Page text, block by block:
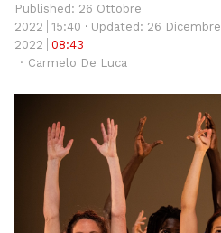
Published: 26 Ottobre
2022
15:40
Updated: 26 Dicembre
2022
08:43
Author
Carmelo De Luca